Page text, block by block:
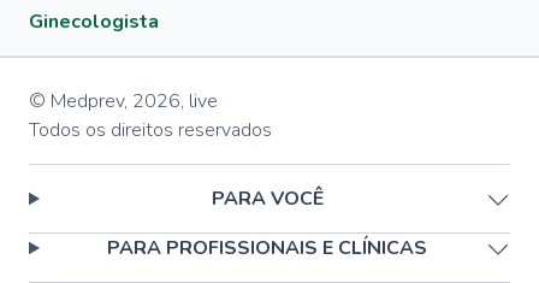
Ginecologista
© Medprev, 2026, live
Todos os direitos reservados
PARA VOCÊ
PARA PROFISSIONAIS E CLÍNICAS